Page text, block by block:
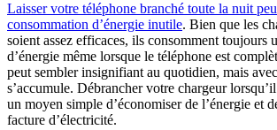
Laisser votre téléphone branché toute la nuit
consommation d’énergie inutile. Bien que les
soient assez efficaces, ils consomment toujours
d’énergie même lorsque le téléphone est
peut sembler insignifiant au quotidien, mais
s’accumule. Débrancher votre chargeur
un moyen simple d’économiser de l’énergie et
facture d’électricité.